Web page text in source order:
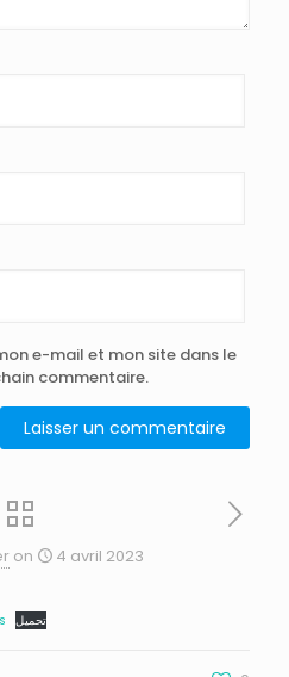
e-mail et mon site dans le
commentaire.
on 4 avril 2023
تحميل